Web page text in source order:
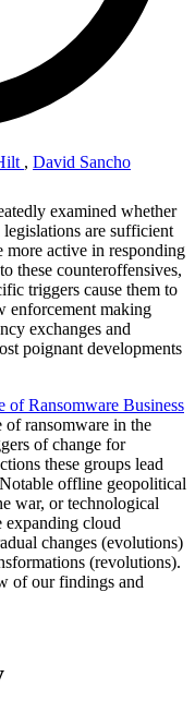
, David Sancho
examined whether
are sufficient
more active in responding
these counteroffensives,
triggers cause them to
enforcement making
exchanges and
poignant developments
of Ransomware Business
of ransomware in the
of change for
these groups lead
offline geopolitical
war, or technological
expanding cloud
changes (evolutions)
(revolutions).
of our findings and